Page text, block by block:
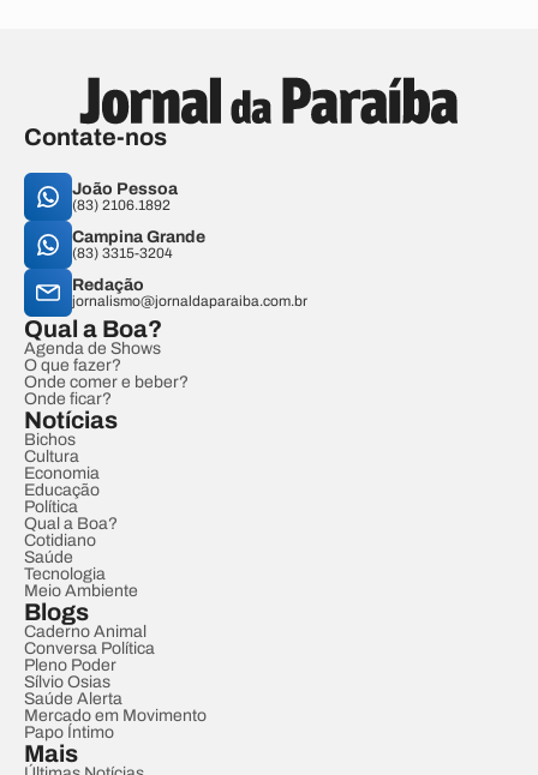
Contate-nos
João Pessoa
(83) 2106.1892
Campina Grande
(83) 3315-3204
Redação
jornalismo@jornaldaparaiba.com.br
Qual a Boa?
Agenda de Shows
O que fazer?
Onde comer e beber?
Onde ficar?
Notícias
Bichos
Cultura
Economia
Educação
Política
Qual a Boa?
Cotidiano
Saúde
Tecnologia
Meio Ambiente
Blogs
Caderno Animal
Conversa Política
Pleno Poder
Sílvio Osias
Saúde Alerta
Mercado em Movimento
Papo Íntimo
Mais